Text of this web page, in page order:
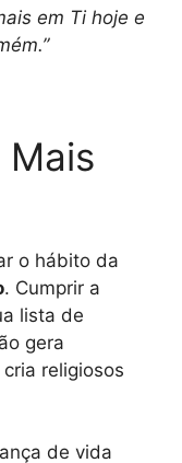
em Ti hoje e
Mais
o hábito da
. Cumprir a
lista de
gera
religiosos
de vida